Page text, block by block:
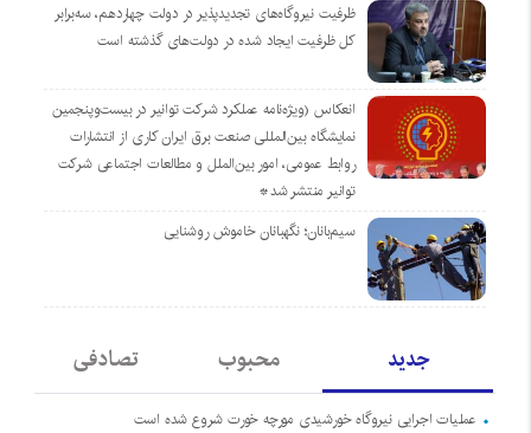
ظرفیت نیروگاه‌های تجدیدپذیر در دولت چهاردهم، سه‌برابر
کل ظرفیت ایجاد شده در دولت‌های گذشته است
انعکاس (ویژه‌نامه عملکرد شرکت توانیر در بیست‌وپنجمین
نمایشگاه بین‌المللی صنعت برق ایران کاری از انتشارات
روابط عمومی، امور بین‌الملل و مطالعات اجتماعی شرکت
توانیر منتشر شد*
سیم‌بانان؛ نگهبانان خاموش روشنایی
جدید محبوب تصادفی
عملیات اجرایی نیروگاه خورشیدی مورچه خورت شروع شده است